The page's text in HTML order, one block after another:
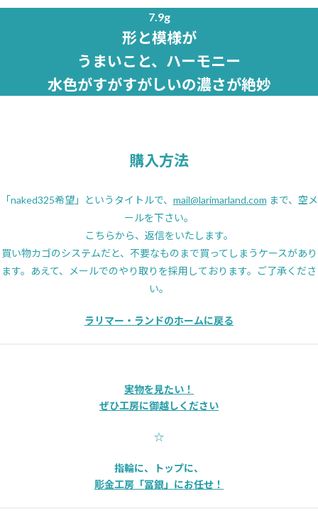
7.9g
形と模様が
うまいこと、ハーモニー
水色がすがすがしいの濃さが絶妙
購入方法
「naked325希望」というタイトルで、 mail@larimarland.com まで、空メ
ールを下さい。
こちらから、返信をいたします。
買い物カゴのシステムだと、不要なものまで買ってしまうケースがあり
ます。あえて、メールでのやり取りを採用しております。ご了承くださ
い。
ラリマー・ランドのホームに戻る
実物を見たい！
ぜひ工房に御越しください
☆
指輪に、トップに、
彫金工房「冨銀」にお任せ！